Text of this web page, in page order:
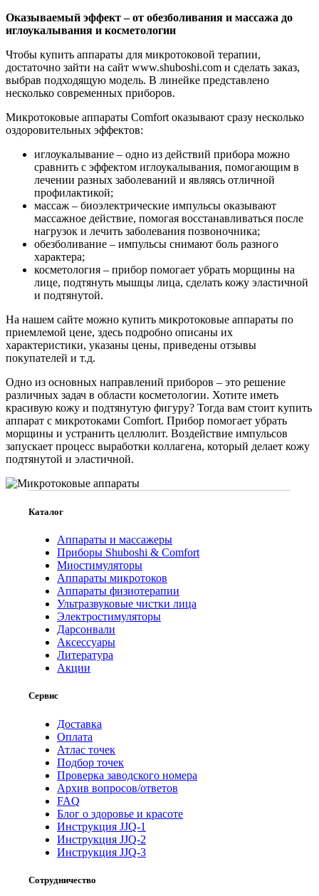
Оказываемый эффект – от обезболивания и массажа до
иглоукалывания и косметологии
Чтобы купить аппараты для микротоковой терапии,
достаточно зайти на сайт www.shuboshi.com и сделать заказ,
выбрав подходящую модель. В линейке представлено
несколько современных приборов.
Микротоковые аппараты Comfort оказывают сразу несколько
оздоровительных эффектов:
иглоукалывание – одно из действий прибора можно
сравнить с эффектом иглоукалывания, помогающим в
лечении разных заболеваний и являясь отличной
профилактикой;
массаж – биоэлектрические импульсы оказывают
массажное действие, помогая восстанавливаться после
нагрузок и лечить заболевания позвоночника;
обезболивание – импульсы снимают боль разного
характера;
косметология – прибор помогает убрать морщины на
лице, подтянуть мышцы лица, сделать кожу эластичной
и подтянутой.
На нашем сайте можно купить микротоковые аппараты по
приемлемой цене, здесь подробно описаны их
характеристики, указаны цены, приведены отзывы
покупателей и т.д.
Одно из основных направлений приборов – это решение
различных задач в области косметологии. Хотите иметь
красивую кожу и подтянутую фигуру? Тогда вам стоит купить
аппарат с микротоками Comfort. Прибор помогает убрать
морщины и устранить целлюлит. Воздействие импульсов
запускает процесс выработки коллагена, который делает кожу
подтянутой и эластичной.
Каталог
Аппараты и массажеры
Приборы Shuboshi & Comfort
Миостимуляторы
Аппараты микротоков
Аппараты физиотерапии
Ультразвуковые чистки лица
Электростимуляторы
Дарсонвали
Аксессуары
Литература
Акции
Сервис
Доставка
Оплата
Атлас точек
Подбор точек
Проверка заводского номера
Архив вопросов/ответов
FAQ
Блог о здоровье и красоте
Инструкция JJQ-1
Инструкция JJQ-2
Инструкция JJQ-3
Сотрудничество